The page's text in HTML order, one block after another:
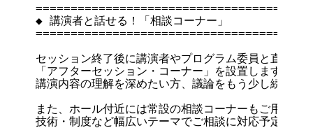
◆ 講演者と話せる！「相談コーナー」
セッション終了後に講演者やプログラム委員と直接話
「アフターセッション・コーナー」を設置します。
講演内容の理解を深めたい方、議論をもう少し続けた
また、ホール付近には常設の相談コーナーもご用意。
技術・制度など幅広いテーマでご相談に対応予定です